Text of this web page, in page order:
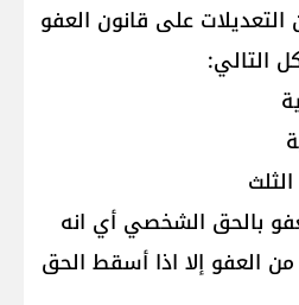
التعديلات على قانون العفو
التالي:
بالحق الشخصي أي انه
العفو إلا اذا أسقط الحق